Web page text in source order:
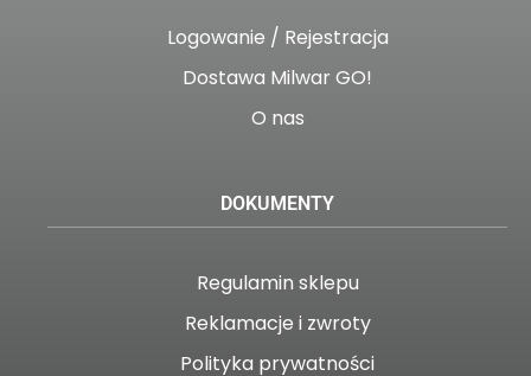
Logowanie / Rejestracja
Dostawa Milwar GO!
O nas
DOKUMENTY
Regulamin sklepu
Reklamacje i zwroty
Polityka prywatności